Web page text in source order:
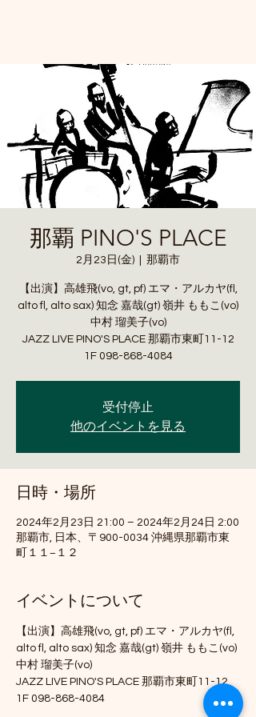
那覇 PINO'S PLACE
2月23日(金) 那覇市
【出演】高雄飛(vo, gt, pf) エマ・アルカヤ(fl,
alto fl, alto sax) 知念 嘉哉(gt) 嶺井 ももこ(vo)
中村 瑠美子(vo)
JAZZ LIVE PINO'S PLACE 那覇市東町11-12
1F 098-868-4084
受付停止
他のイベントを見る
日時・場所
2024年2月23日 21:00 – 2024年2月24日 2:00
那覇市, 日本、〒900-0034 沖縄県那覇市東
町１１−１２
イベントについて
【出演】高雄飛(vo, gt, pf) エマ・アルカヤ(fl,
alto fl, alto sax) 知念 嘉哉(gt) 嶺井 ももこ(vo)
中村 瑠美子(vo)
JAZZ LIVE PINO'S PLACE 那覇市東町11-12
1F 098-868-4084